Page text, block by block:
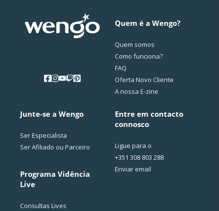
Quem é a Wengo?
Quem somos
Como funciona?
FAQ
Oferta Novo Cliente
A nossa E-zine
Junte-se a Wengo
Ser Especialista
Ser Afiliado ou Parceiro
Programa Vidência
Live
Consultas Lives
Entre em contacto
connosco
Ligue para o
+351 308 803 288
Enviar email